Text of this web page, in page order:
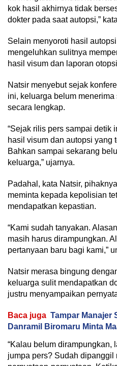
kok hasil akhirnya tidak
dokter pada saat autopsi,”
Selain menyoroti hasil
mengeluhkan sulitnya
hasil visum dan laporan
Natsir menyebut sejak
ini, keluarga belum
secara lengkap.
“Sejak rilis pers sampai detik
hasil visum dan autopsi yang
Bahkan sampai sekarang
keluarga,” ujarnya.
Padahal, kata Natsir,
meminta kepada kepolisian
mendapatkan kepastian.
“Kami sudah tanyakan.
masih harus dirampungkan.
pertanyaan baru bagi kami,”
Natsir merasa bingung
keluarga sulit mendapatkan
justru menyampaikan
Baca juga Tampar Manajer
Danramil Biromaru Minta
“Kalau belum dirampungkan,
jumpa pers? Sudah dipanggil